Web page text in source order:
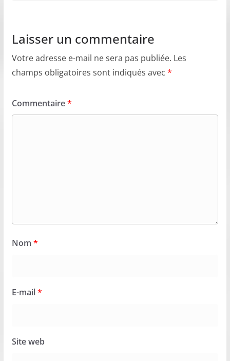
Laisser un commentaire
Votre adresse e-mail ne sera pas publiée. Les
champs obligatoires sont indiqués avec *
Commentaire*
Nom *
E-mail*
Site web